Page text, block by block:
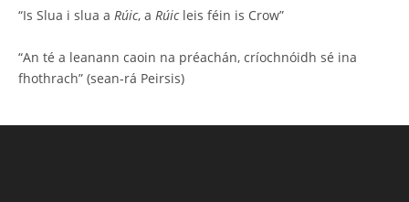
“Is Slua i slua a Rúic, a Rúicleis féin is Crow”
“An té a leanann caoin na préachán, críochnóidh sé ina
fhothrach” (sean-rá Peirsis)